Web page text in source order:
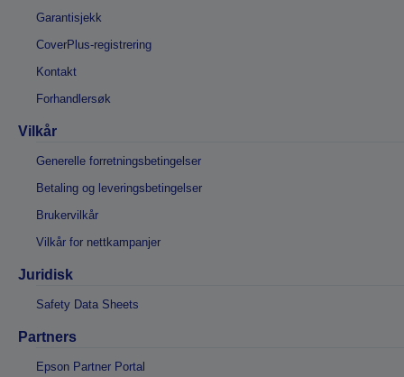
Garantisjekk
CoverPlus-registrering
Kontakt
Forhandlersøk
Vilkår
Generelle forretningsbetingelser
Betaling og leveringsbetingelser
Brukervilkår
Vilkår for nettkampanjer
Juridisk
Safety Data Sheets
Partners
Epson Partner Portal